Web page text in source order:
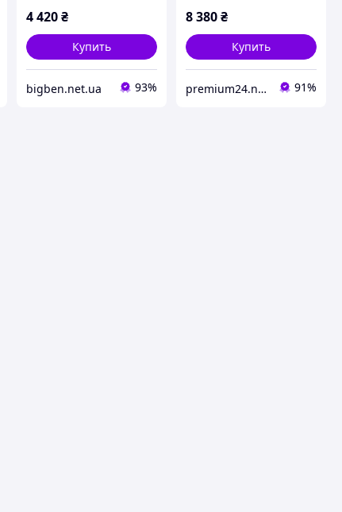
технологией SPE,
4 420 ₴
Купить
bigben.net.ua 93%
8 380₴
Купить
premium24.net.ua 91%